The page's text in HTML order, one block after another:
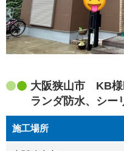
大阪狭山市 KB様
ランダ防水、シ
施工場所